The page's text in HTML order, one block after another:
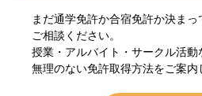
まだ通学免許か合宿免許か決ま
ご相談ください。
授業・アルバイト・サークル活動
無理のない免許取得方法をご案内